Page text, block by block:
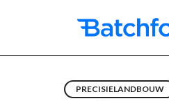
main
PRECISIELANDBOUW